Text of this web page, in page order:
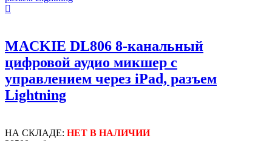
MACKIE DL806 8-канальный
цифровой аудио микшер с
управлением через iPad, разъем
Lightning
НА СКЛАДЕ: НЕТ В НАЛИЧИИ